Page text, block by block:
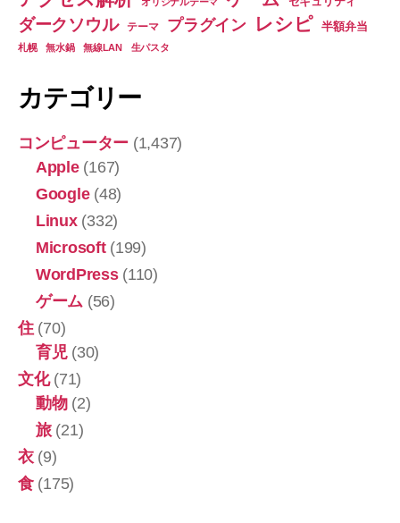
ダークソウル テーマ プラグイン レシピ 半額弁当
札幌 無水鍋 無線LAN 生パスタ
カテゴリー
コンピューター (1,437)
Apple(167)
Google(48)
Linux(332)
Microsoft(199)
WordPress(110)
ゲーム (56)
住(70)
育児(30)
文化(71)
動物(2)
旅(21)
衣(9)
食(175)